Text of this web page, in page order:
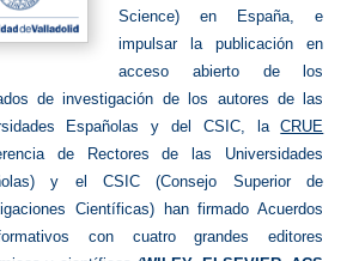
Science) en España, e
impulsar la publicación en
acceso abierto de los
de investigación de los autores de las
Españolas y del CSIC, laCRUE
de Rectores de las Universidades
y el CSIC (Consejo Superior de
Científicas) han firmado Acuerdos
con cuatro grandes editores